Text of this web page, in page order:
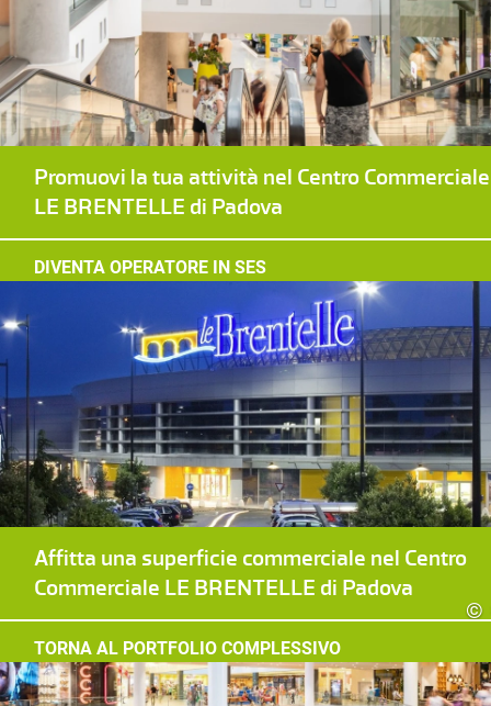
Promuovi la tua attività nel Centro Commerciale
LE BRENTELLE di Padova
DIVENTA OPERATORE IN SES
©
Affitta una superficie commerciale nel Centro
Commerciale LE BRENTELLE di Padova
TORNA AL PORTFOLIO COMPLESSIVO